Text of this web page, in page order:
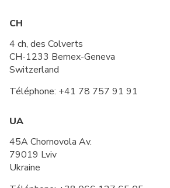
CH
4 ch, des Colverts
CH-1233 Bernex-Geneva
Switzerland
Téléphone: +41 78 757 91 91
UA
45A Chornovola Av.
79019 Lviv
Ukraine